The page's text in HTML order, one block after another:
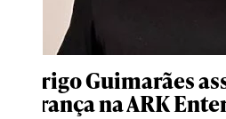
Rodrigo Guimarães
liderança na ARK